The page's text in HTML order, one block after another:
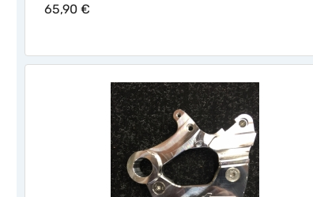
65,90 €